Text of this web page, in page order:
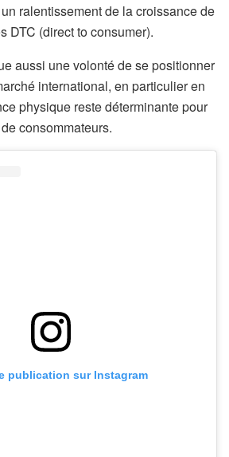
ralentissement de la croissance de
DTC (direct to consumer).
aussi une volonté de se positionner
international, en particulier en
physique reste déterminante pour
consommateurs.
publication sur Instagram